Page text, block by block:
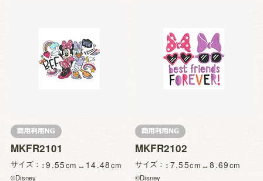
MKFR2101
サイズ 9.55 14.48
©Disney
MKFR2102
サイズ 7.55 8.69
©Disney